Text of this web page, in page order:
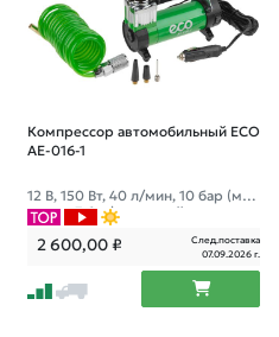
Компрессор автомобильный ECO
AE-016-1
12 В, 150 Вт, 40 л/мин, 10 бар (ман
ометр 7 бар), съемный спир. шла
нг, сумка
2 600,00₽
След.поставка
07.09.2026 г.